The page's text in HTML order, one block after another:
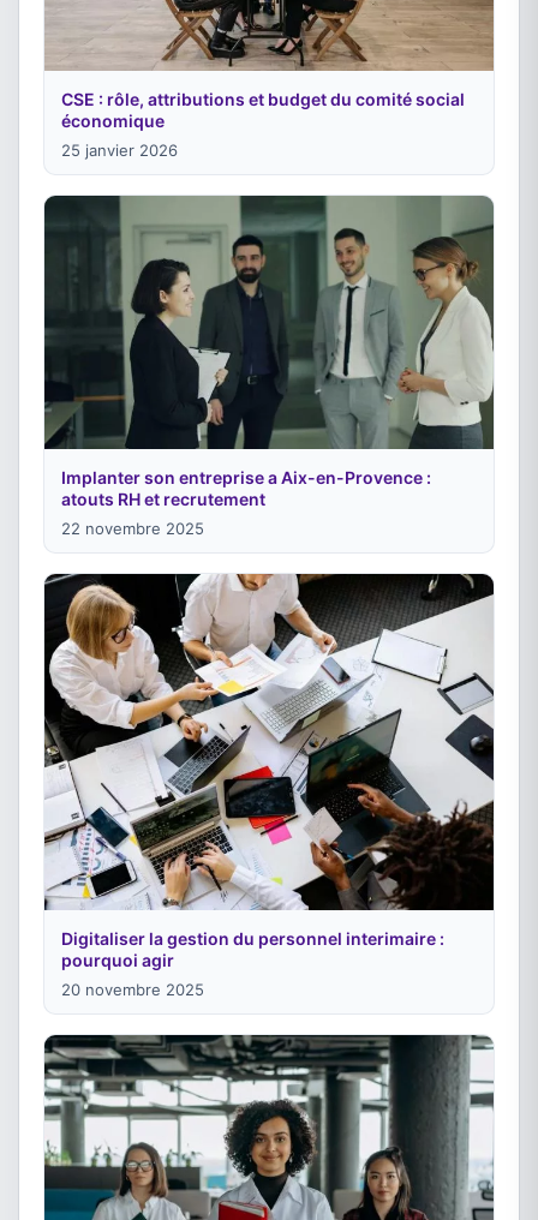
CSE : rôle, attributions et budget du comité social
économique
25 janvier 2026
Implanter son entreprise a Aix-en-Provence :
atouts RH et recrutement
22 novembre 2025
Digitaliser la gestion du personnel interimaire :
pourquoi agir
20 novembre 2025